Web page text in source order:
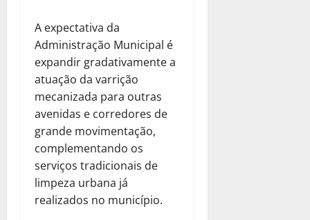
A expectativa da
Administração Municipal é
expandir gradativamente a
atuação da varrição
mecanizada para outras
avenidas e corredores de
grande movimentação,
complementando os
serviços tradicionais de
limpeza urbana já
realizados no município.